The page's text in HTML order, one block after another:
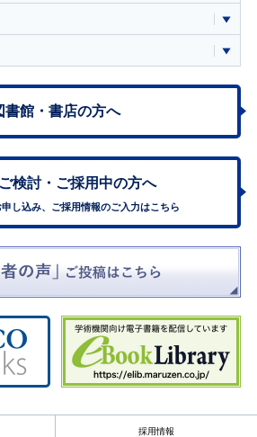
書館・書店の方へ
検討・ ご採用中の方へ
し込み、ご採用情報のご入力はこちら
採用情報